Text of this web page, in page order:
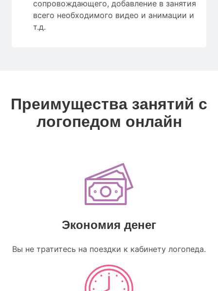
сопровождающего, добавление в занятия
всего необходимого видео и анимации и
т.д.
Преимущества занятий с
логопедом онлайн
Экономия денег
Вы не тратитесь на поездки к кабинету логопеда.